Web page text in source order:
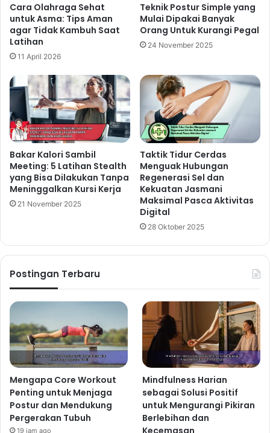
Cara Olahraga Sehat
untuk Asma: Tips Aman
agar Tidak Kambuh Saat
Latihan
11 April 2026
Teknik Postur Simple yang
Mulai Dipakai Banyak
Orang Untuk Kurangi Pegal
24 November 2025
Bakar Kalori Sambil
Meeting: 5 Latihan Stealth
yang Bisa Dilakukan Tanpa
Meninggalkan Kursi Kerja
21 November 2025
Taktik Tidur Cerdas
Menguak Hubungan
Regenerasi Sel dan
Kekuatan Jasmani
Maksimal Pasca Aktivitas
Digital
28 Oktober 2025
Postingan Terbaru
Mengapa Core Workout
Penting untuk Menjaga
Postur dan Mendukung
Pergerakan Tubuh
19 jam ago
Mindfulness Harian
sebagai Solusi Positif
untuk Mengurangi Pikiran
Berlebihan dan
Kecemasan